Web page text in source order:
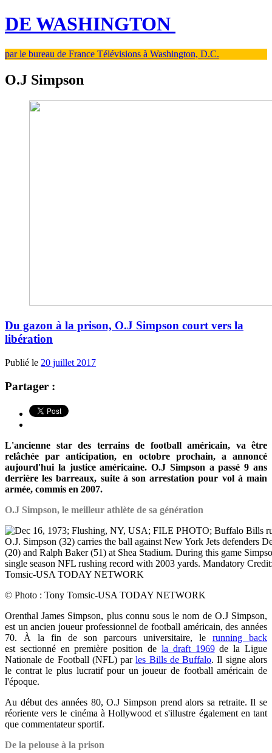
DE WASHINGTON
par le bureau de France Télévisions à Washington, D.C.
O.J Simpson
Du gazon à la prison, O.J Simpson court vers la
libération
Publié le 20 juillet 2017
Partager :
L'ancienne star des terrains de football américain, va être
relâchée par anticipation, en octobre prochain, a annoncé
aujourd'hui la justice américaine. O.J Simpson a passé 9 ans
derrière les barreaux, suite à son arrestation pour vol à main
armée, commis en 2007.
O.J Simpson, le meilleur athlète de sa génération
© Photo : Tony Tomsic-USA TODAY NETWORK
Orenthal James Simpson, plus connu sous le nom de O.J Simpson,
est un ancien joueur professionnel de football américain, des années
70. À la fin de son parcours universitaire, le running back
est sectionné en première position de la draft 1969de la Ligue
Nationale de Football (NFL) parles Bills de Buffalo. Il signe alors
le contrat le plus lucratif pour un joueur de football américain de
l'époque.
Au début des années 80, O.J Simpson prend alors sa retraite. Il se
réoriente vers le cinéma à Hollywood et s'illustre également en tant
que commentateur sportif.
De la pelouse à la prison